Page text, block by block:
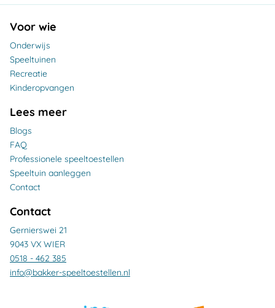
Voor wie
Onderwijs
Speeltuinen
Recreatie
Kinderopvangen
Lees meer
Blogs
FAQ
Professionele speeltoestellen
Speeltuin aanleggen
Contact
Contact
Gernierswei 21
9043 VX WIER
0518 - 462 385
info@bakker-speeltoestellen.nl